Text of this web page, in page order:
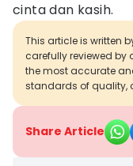
cinta dan kasih.
This article is written
carefully reviewed by
the most accurate
standards of quality,
Share Article